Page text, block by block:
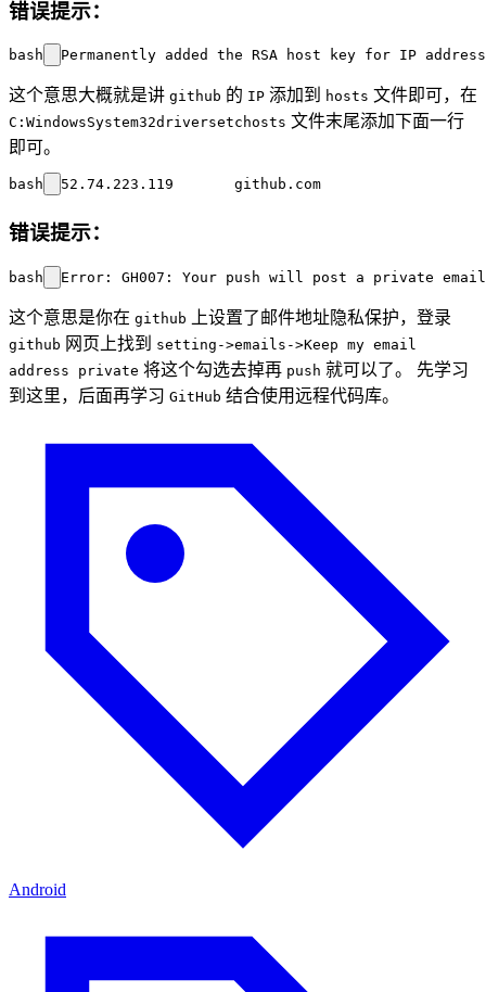
错误提示：
bash
这个意思大概就是讲 github 的 IP 添加到 hosts 文件即可，在
C:WindowsSystem32driversetchosts 文件末尾添加下面一行
即可。
bash
错误提示：
bash
这个意思是你在 github 上设置了邮件地址隐私保护，登录
github 网页上找到 setting->emails->Keep my email
address private 将这个勾选去掉再 push 就可以了。 先学习
到这里，后面再学习 GitHub 结合使用远程代码库。
Android